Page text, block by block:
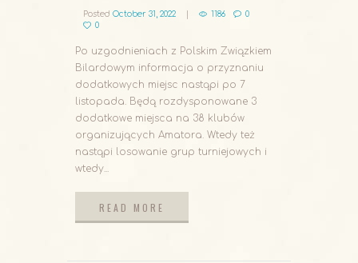
Posted October 31, 2022 1186
0
0
Po uzgodnieniach z Polskim Związkiem
Bilardowym informacja o przyznaniu
dodatkowych miejsc nastąpi po 7
listopada. Będą rozdysponowane 3
dodatkowe miejsca na 38 klubów
organizujących Amatora. Wtedy też
nastąpi losowanie grup turniejowych i
wtedy...
READ MORE